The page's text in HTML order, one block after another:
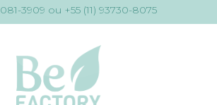
3909 ou +55 (11) 93730-8075